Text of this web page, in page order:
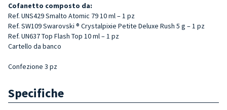
Cofanetto composto da:
Ref. UNS429 Smalto Atomic 79 10 ml – 1 pz
Ref. SW109 Swarovski ® Crystalpixie Petite Deluxe Rush 5 g – 1 pz
Ref. UN637 Top Flash Top 10 ml – 1 pz
Cartello da banco
Confezione 3 pz
Specifiche